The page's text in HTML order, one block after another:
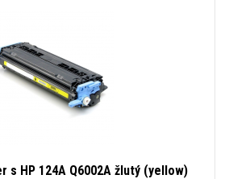
s HP 124A Q6002A žlutý (yellow)